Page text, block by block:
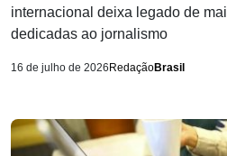
internacional deixa legado de
dedicadas ao jornalismo
16 de julho de 2026 RedaçãoBrasil